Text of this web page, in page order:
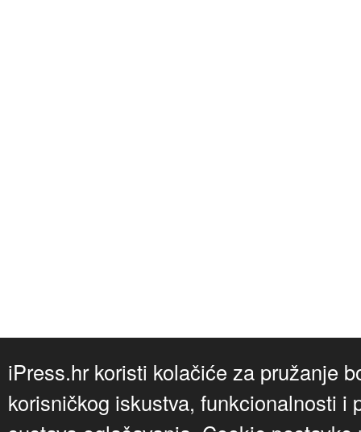
iPress.hr koristi kolačiće za pružanje
korisničkog iskustva, funkcionalnosti i